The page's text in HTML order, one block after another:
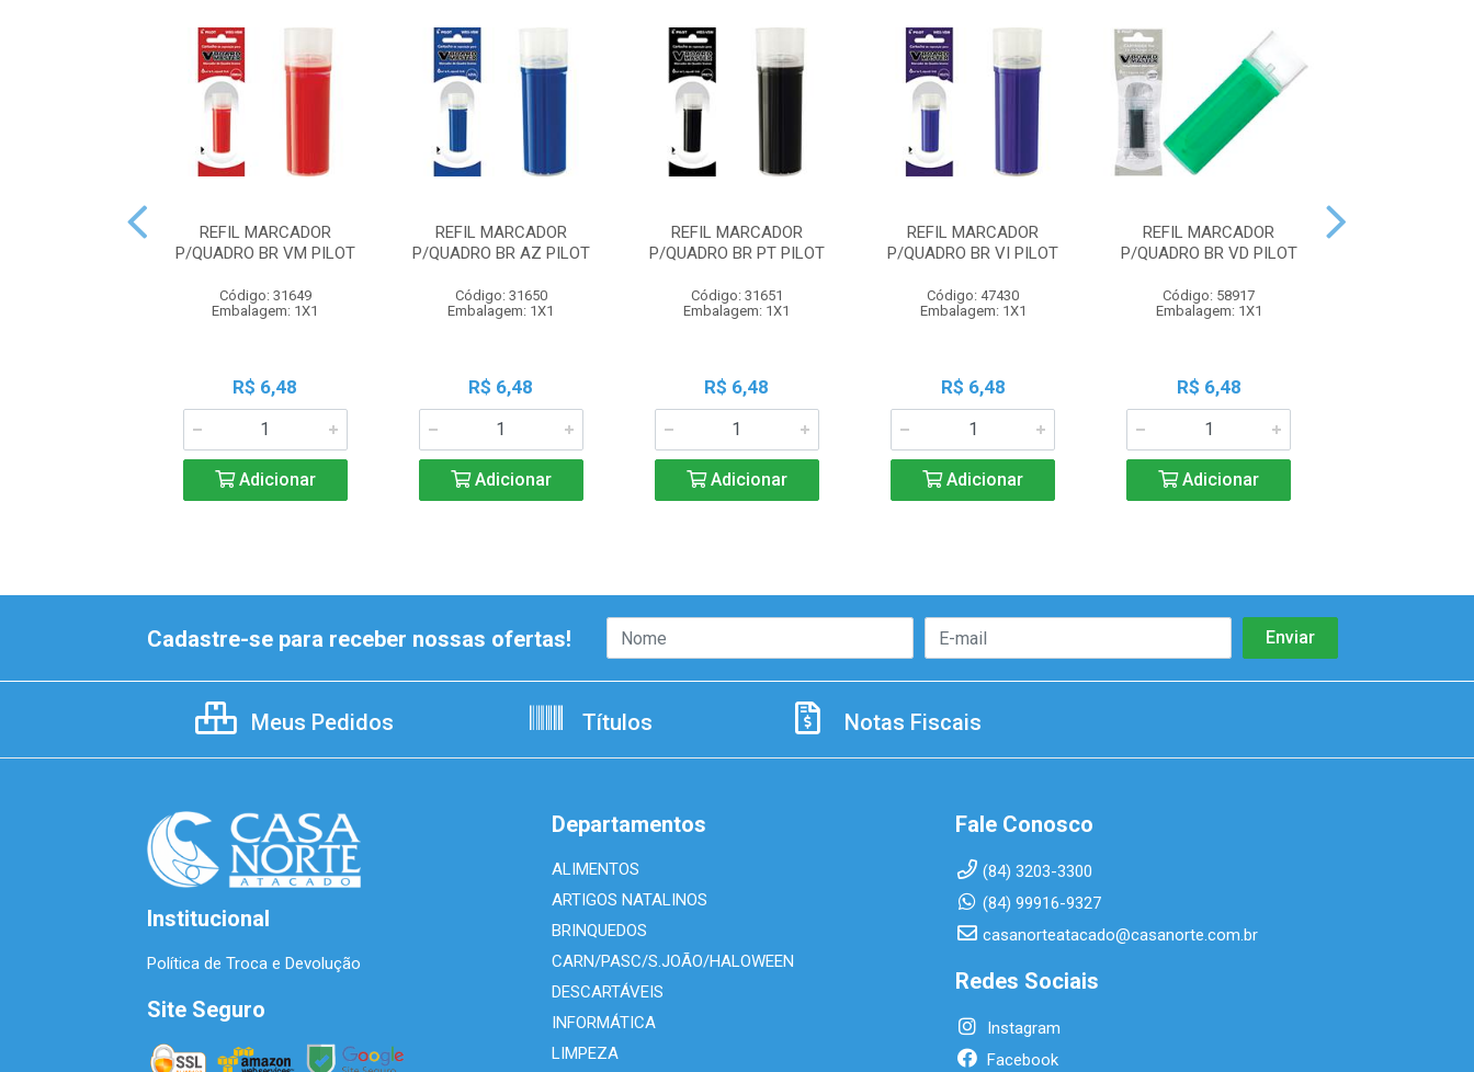
REFIL MARCADOR
P/QUADRO BR VM PILOT
Código: 31649
Embalagem: 1X1
R$ 6,48
Adicionar
REFIL MARCADOR
P/QUADRO BR AZ PILOT
Código: 31650
Embalagem: 1X1
R$ 6,48
Adicionar
REFIL MARCADOR
P/QUADRO BR PT PILOT
Código: 31651
Embalagem: 1X1
R$ 6,48
Adicionar
REFIL MARCADOR
P/QUADRO BR VI PILOT
Código: 47430
Embalagem: 1X1
R$ 6,48
Adicionar
REFIL MARCADOR
P/QUADRO BR VD PILOT
Código: 58917
Embalagem: 1X1
R$ 6,48
Adicionar
Cadastre-se para receber nossas ofertas!
Meus Pedidos Títulos Notas Fiscais
Institucional
Política de Troca e Devolução
Site Seguro
Departamentos
ALIMENTOS
ARTIGOS NATALINOS
BRINQUEDOS
CARN/PASC/S.JOÃO/HALOWEEN
DESCARTÁVEIS
INFORMÁTICA
LIMPEZA
Fale Conosco
(84) 3203-3300
(84) 99916-9327
casanorteatacado@casanorte.com.br
Redes Sociais
Instagram
Facebook